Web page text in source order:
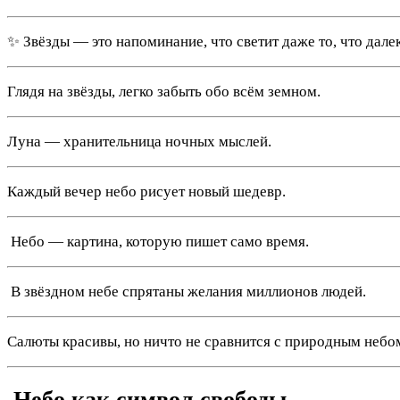
✨ Звёзды — это напоминание, что светит даже то, что
Глядя на звёзды, легко забыть обо всём земном.
Луна — хранительница ночных мыслей.
Каждый вечер небо рисует новый шедевр.
️ Небо — картина, которую пишет само время.
️ В звёздном небе спрятаны желания миллионов людей.
Салюты красивы, но ничто не сравнится с природным